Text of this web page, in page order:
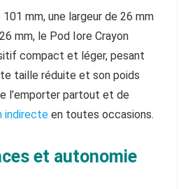
mm, une largeur de 26 mm
mm, le Pod Iore Crayon
compact et léger, pesant
taille réduite et son poids
l’emporter partout et de
indirecte en toutes occasions.
et autonomie